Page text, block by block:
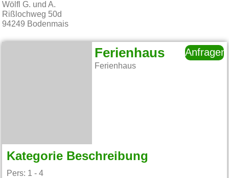
Wölfl G. und A.
Rißlochweg 50d
94249 Bodenmais
Ferienhaus
Ferienhaus
Anfragen
Kategorie Beschreibung
Pers: 1 - 4